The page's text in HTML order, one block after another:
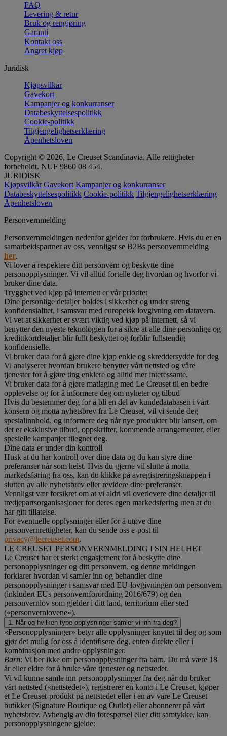
FAQ
Levering & retur
Bruk og rengjøring
Garanti
Kontakt oss
Angret kjøp
Juridisk
Kjøpsvilkår
Gavekort
Kampanjer og konkurranser
Databeskyttelsespolitikk
Cookie-politikk
Tilgjengelighetserklæring
Åpenhetsloven
Copyright © 2026, Le Creuset Scandinavia. Alle rettigheter
forbeholdt. NUF 9860 08 454.
JURIDISK
Kjøpsvilkår Gavekort Kampanjer og konkurranser
Databeskyttelsespolitikk Cookie-politikk Tilgjengelighetserklæring
Åpenhetsloven
Personvernmelding
Personvernmeldingen nedenfor gjelder for forbrukere. Hvis du er en
samarbeidspartner av oss, vennligst se B2Bs personvernmelding
her.
Vi lover å respektere ditt personvern og beskytte dine
personopplysninger. Vi vil alltid fortelle deg hvordan og hvorfor vi
bruker dine data.
Trygghet ved kjøp på internett er vår prioritet
Dine personlige detaljer holdes i sikkerhet og under streng
konfidensialitet, i samsvar med europeisk lovgivning om datavern.
Vi vet at sikkerhet er svært viktig ved kjøp på internett, så vi
benytter den nyeste teknologien for å sikre at alle dine personlige og
kredittkortdetaljer blir fullt beskyttet og forblir fullstendig
konfidensielle.
Vi bruker data for å gjøre dine kjøp enkle og skreddersydde for deg
Vi analyserer hvordan brukere benytter vårt nettsted og våre
tjenester for å gjøre ting enklere og alltid mer interessante.
Vi bruker data for å gjøre matlaging med Le Creuset til en bedre
opplevelse og for å informere deg om nyheter og tilbud
Hvis du bestemmer deg for å bli en del av kundedatabasen i vårt
konsern og motta nyhetsbrev fra Le Creuset, vil vi sende deg
spesialinnhold, og informere deg når nye produkter blir lansert, om
det er eksklusive tilbud, oppskrifter, kommende arrangementer, eller
spesielle kampanjer tilegnet deg.
Dine data er under din kontroll
Husk at du har kontroll over dine data og du kan styre dine
preferanser når som helst. Hvis du gjerne vil slutte å motta
markedsføring fra oss, kan du klikke på avregistreringsknappen i
slutten av alle nyhetsbrev eller revidere dine preferanser.
Vennligst vær forsikret om at vi aldri vil overlevere dine detaljer til
tredjepartsorganisasjoner for deres egen markedsføring uten at du
har gitt tillatelse.
For eventuelle opplysninger eller for å utøve dine
personvernrettigheter, kan du sende oss e-post til
privacy@lecreuset.com.
LE CREUSET PERSONVERNMELDING I SIN HELHET
Le Creuset har et sterkt engasjement for å beskytte dine
personopplysninger og ditt personvern, og denne meldingen
forklarer hvordan vi samler inn og behandler dine
personopplysninger i samsvar med EU-lovgivningen om personvern
(inkludert EUs personvernforordning 2016/679) og den
personvernlov som gjelder i ditt land, territorium eller sted
(«personvernlovene»).
1. Når og hvilken type opplysninger samler vi inn fra deg?
«Personopplysninger» betyr alle opplysninger knyttet til deg og som
gjør det mulig for oss å identifisere deg, enten direkte eller i
kombinasjon med andre opplysninger.
Barn: Vi ber ikke om personopplysninger fra barn. Du må være 18
år eller eldre for å bruke våre tjenester og nettstedet.
Vi vil kunne samle inn personopplysninger fra deg når du bruker
vårt nettsted («nettstedet»), registrerer en konto i Le Creuset, kjøper
et Le Creuset-produkt på nettstedet eller i en av våre Le Creuset
butikker (Signature Boutique og Outlet) eller abonnerer på vårt
nyhetsbrev. Avhengig av din forespørsel eller ditt samtykke, kan
personopplysningene gjelde: